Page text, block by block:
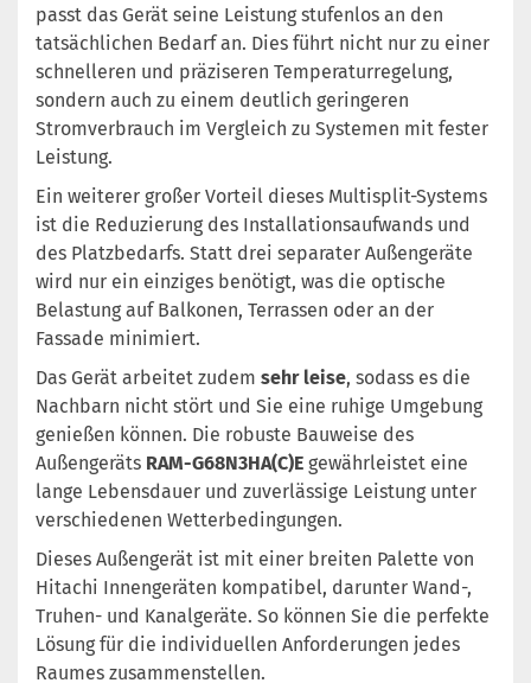
passt das Gerät seine Leistung stufenlos an den
tatsächlichen Bedarf an. Dies führt nicht nur zu einer
schnelleren und präziseren Temperaturregelung,
sondern auch zu einem deutlich geringeren
Stromverbrauch im Vergleich zu Systemen mit fester
Leistung.
Ein weiterer großer Vorteil dieses Multisplit-Systems
ist die Reduzierung des Installationsaufwands und
des Platzbedarfs. Statt drei separater Außengeräte
wird nur ein einziges benötigt, was die optische
Belastung auf Balkonen, Terrassen oder an der
Fassade minimiert.
Das Gerät arbeitet zudem sehr leise, sodass es die
Nachbarn nicht stört und Sie eine ruhige Umgebung
genießen können. Die robuste Bauweise des
Außengeräts RAM-G68N3HA(C)E gewährleistet eine
lange Lebensdauer und zuverlässige Leistung unter
verschiedenen Wetterbedingungen.
Dieses Außengerät ist mit einer breiten Palette von
Hitachi Innengeräten kompatibel, darunter Wand-,
Truhen- und Kanalgeräte. So können Sie die perfekte
Lösung für die individuellen Anforderungen jedes
Raumes zusammenstellen.